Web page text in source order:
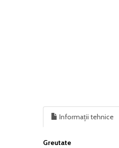
Informații tehnice
Greutate